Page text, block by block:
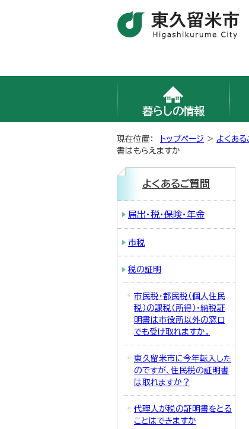
暮らしの情報
現在位置： トップページ > よくある
書はもらえますか
よくあるご質問
届出・税・保険・年金
市税
税の証明
市民税・都民税（個人住民
税）の課税（所得）・納税証
明書は市役所以外の窓口
でも受け取れますか。
東久留米市に今年転入した
のですが、住民税の証明書
は取れますか？
代理人が税の証明書をとる
ことはできますか